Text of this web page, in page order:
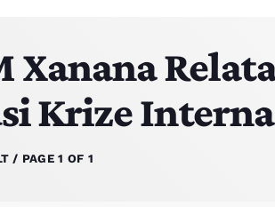
Xanana
Krize
/ PAGE 1 OF 1